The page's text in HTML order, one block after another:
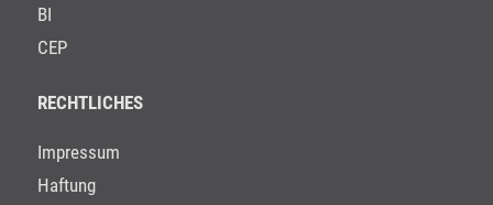
BI
CEP
RECHTLICHES
Impressum
Haftung